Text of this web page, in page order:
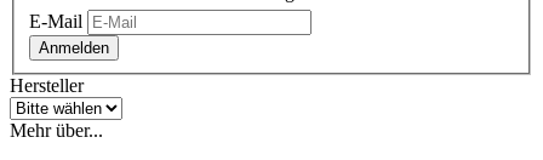
E-Mail
Anmelden
Hersteller
Mehr über...